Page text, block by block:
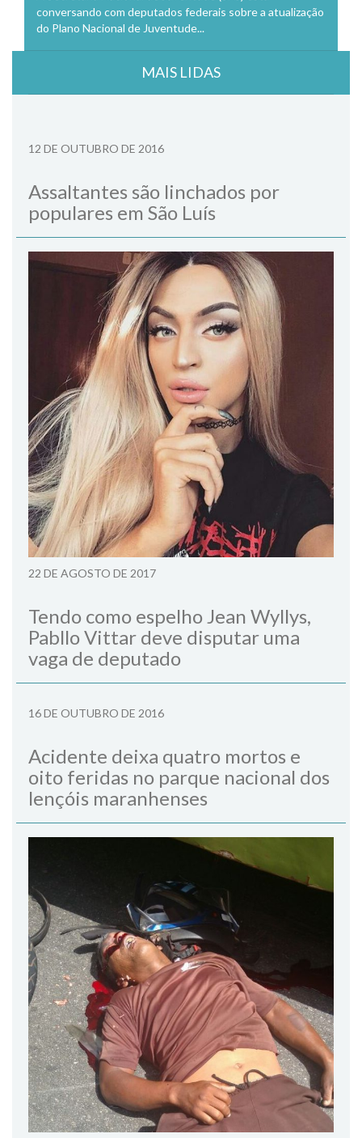
conversando com deputados federais sobre a atualização
do Plano Nacional de Juventude...
MAIS LIDAS
12 DE OUTUBRO DE 2016
Assaltantes são linchados por
populares em São Luís
22 DE AGOSTO DE 2017
Tendo como espelho Jean Wyllys,
Pabllo Vittar deve disputar uma
vaga de deputado
16 DE OUTUBRO DE 2016
Acidente deixa quatro mortos e
oito feridas no parque nacional dos
lençóis maranhenses